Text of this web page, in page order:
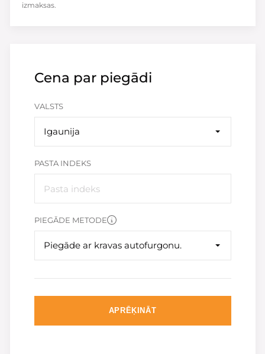
Cena par piegādi
VALSTS
Igaunija
PASTA INDEKS
PIEGĀDE METODE
Piegāde ar kravas autofurgonu.
APRĒĶINĀT
izmaksas.